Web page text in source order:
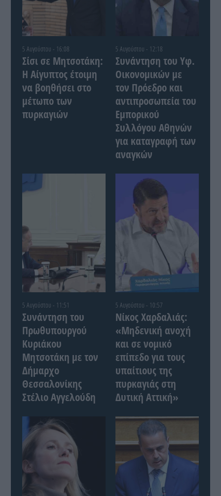
5 Αυγούστου - 16:08
Σίσι σε Μητσοτάκη:
Η Αίγυπτος έτοιμη
να βοηθήσει στο
μέτωπο των
πυρκαγιών
5 Αυγούστου - 12:18
Συνάντηση του Yφ.
Οικονομικών με
τον Πρόεδρο και
αντιπροσωπεία του
Εμπορικού
Συλλόγου Αθηνών
για καταγραφή των
αναγκών
5 Αυγούστου - 11:51
Συνάντηση του
Πρωθυπουργού
Κυριάκου
Μητσοτάκη με τον
Δήμαρχο
Θεσσαλονίκης
Στέλιο Αγγελούδη
5 Αυγούστου - 10:57
Νίκος Χαρδαλιάς:
«Μηδενική ανοχή
και σε νομικό
επίπεδο για τους
υπαίτιους της
πυρκαγιάς στη
Δυτική Αττική»